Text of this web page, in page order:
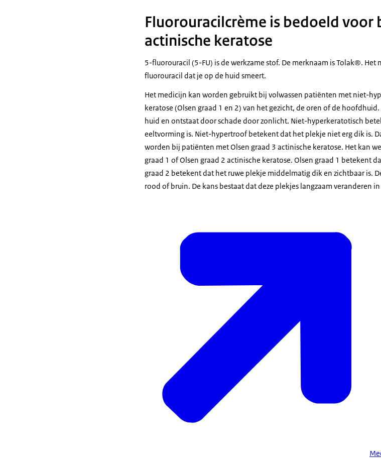
Fluorouracilcrème is bedoeld voor
actinische keratose
5-fluorouracil (5-FU) is de werkzame stof. De merknaam is Tolak®. Het
fluorouracil dat je op de huid smeert.
Het medicijn kan worden gebruikt bij volwassen patiënten met niet-
keratose (Olsen graad 1 en 2) van het gezicht, de oren of de
huid en ontstaat door schade door zonlicht. Niet-hyperkeratotisch
eeltvorming is. Niet-hypertroof betekent dat het plekje niet erg dik is.
worden bij patiënten met Olsen graad 3 actinische keratose. Het kan
graad 1 of Olsen graad 2 actinische keratose. Olsen graad 1 betekent
graad 2 betekent dat het ruwe plekje middelmatig dik en zichtbaar is.
rood of bruin. De kans bestaat dat deze plekjes langzaam veranderen